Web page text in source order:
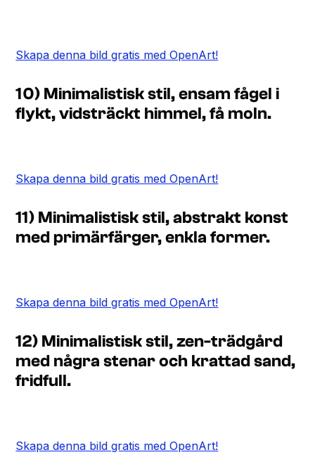
Skapa denna bild gratis med OpenArt!
10) Minimalistisk stil, ensam fågel i
flykt, vidsträckt himmel, få moln.
Skapa denna bild gratis med OpenArt!
11) Minimalistisk stil, abstrakt konst
med primärfärger, enkla former.
Skapa denna bild gratis med OpenArt!
12) Minimalistisk stil, zen-trädgård
med några stenar och krattad sand,
fridfull.
Skapa denna bild gratis med OpenArt!